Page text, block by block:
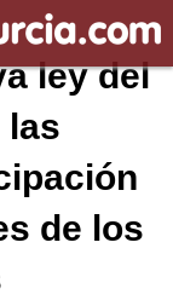
ley del
las
de los